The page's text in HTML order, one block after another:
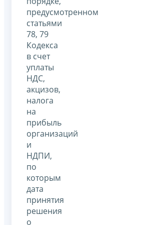
предусмотренном
статьями
78, 79
Кодекса
в счет
уплаты
НДС,
акцизов,
налога
на
прибыль
организаций
и
НДПИ,
по
которым
дата
принятия
решения
о